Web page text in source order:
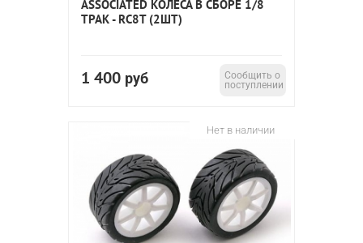
ASSOCIATED КОЛЕСА В СБОРЕ 1/8
ТРАК - RC8T (2ШТ)
1 400 руб
Сообщить о
поступлении
Нет в наличии